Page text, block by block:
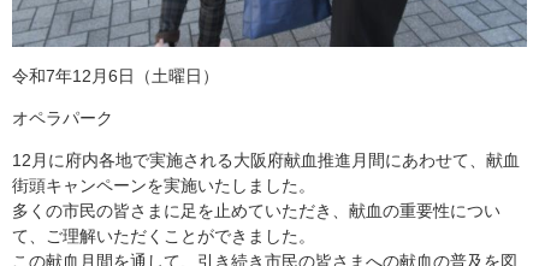
令和7年12月6日（土曜日）
オペラパーク
12月に府内各地で実施される大阪府献血推進月間にあわせて、献血
街頭キャンペーンを実施いたしました。
多くの市民の皆さまに足を止めていただき、献血の重要性につい
て、ご理解いただくことができました。
この献血月間を通して、引き続き市民の皆さまへの献血の普及を図